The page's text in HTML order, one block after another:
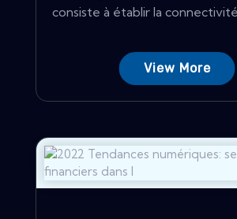
consiste à établir la connectivité...
View More